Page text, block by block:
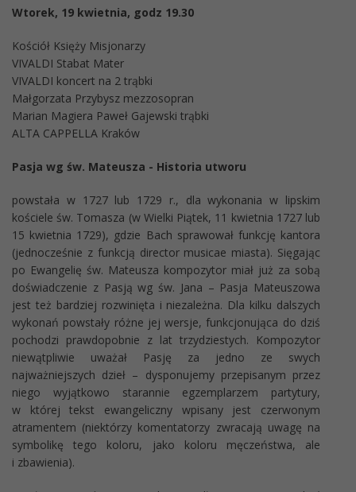
Wtorek, 19 kwietnia, godz 19.30
Kościół Księży Misjonarzy
VIVALDI Stabat Mater
VIVALDI koncert na 2 trąbki
Małgorzata Przybysz mezzosopran
Marian Magiera Paweł Gajewski trąbki
ALTA CAPPELLA Kraków
Pasja wg św. Mateusza - Historia utworu
powstała w 1727 lub 1729 r., dla wykonania w lipskim
kościele św. Tomasza (w Wielki Piątek, 11 kwietnia 1727 lub
15 kwietnia 1729), gdzie Bach sprawował funkcję kantora
(jednocześnie z funkcją director musicae miasta). Sięgając
po Ewangelię św. Mateusza kompozytor miał już za sobą
doświadczenie z Pasją wg św. Jana – Pasja Mateuszowa
jest też bardziej rozwinięta i niezależna. Dla kilku dalszych
wykonań powstały różne jej wersje, funkcjonująca do dziś
pochodzi prawdopobnie z lat trzydziestych. Kompozytor
niewątpliwie uważał Pasję za jedno ze swych
najważniejszych dzieł – dysponujemy przepisanym przez
niego wyjątkowo starannie egzemplarzem partytury,
w której tekst ewangeliczny wpisany jest czerwonym
atramentem (niektórzy komentatorzy zwracają uwagę na
symbolikę tego koloru, jako koloru męczeństwa, ale
i zbawienia).